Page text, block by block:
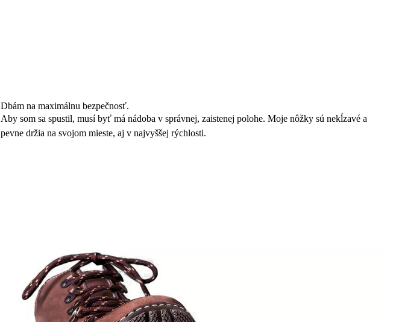
Dbám na maximálnu bezpečnosť.
Aby som sa spustil, musí byť má nádoba v správnej, zaistenej polohe. Moje nôžky sú nekĺzavé a
pevne držia na svojom mieste, aj v najvyššej rýchlosti.